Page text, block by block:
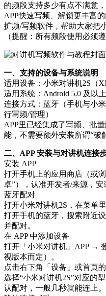
的频段支持多少有点不满意
APP快速写频、解锁更丰富
扩频/写频软件，帮助大家把
（提醒：所有频段使用必须
一、支持的设备与系统说明
适用设备：小米对讲机2S（
适用系统：Android 5.0 及以上
连接方式：蓝牙（手机与小
行写频/管理）
APP里已经集成了写频、批
能，不需要额外安装所谓“破
二、APP 安装与对讲机连接
安装 APP
打开手机上的应用商店（或
卓”），认准开发者/来源，安
蓝牙配对
打开小米对讲机2S，在菜单
打开手机的蓝牙，搜索附近
并配对。
在 APP 中添加设备
打开「小米对讲机」APP →
视版本而定）。
点击右下角「设备」或首页的
选择“小米对讲机2S”对应的
认配对，一般几秒就能连上。